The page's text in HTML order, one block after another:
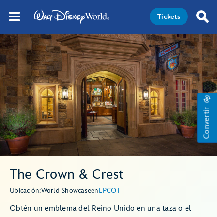
Tickets
Convertir
The Crown & Crest
Ubicación:World ShowcaseenEPCOT
Obtén un emblema del Reino Unido en una taza o el